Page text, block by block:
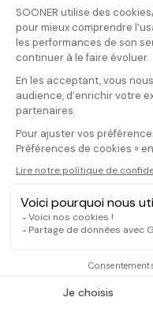
DATE DE PUBLICATION
TYPE : FILMS SÉRIES
dans TOUS
Maroc
Vacances Rock
ANNÉES :
FAQ
CGV-CGU
Ne manquez pas les
JE M'INSCRIS